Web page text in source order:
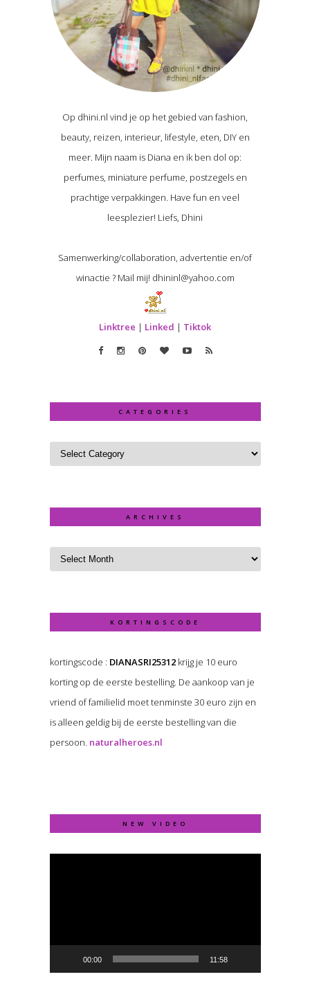
Op dhini.nl vind je op het gebied van fashion,
beauty, reizen, interieur, lifestyle, eten, DIY en
meer. Mijn naam is Diana en ik ben dol op:
perfumes, miniature perfume, postzegels en
prachtige verpakkingen. Have fun en veel
leesplezier! Liefs, Dhini
Samenwerking/collaboration, advertentie en/of
winactie ? Mail mij! dhininl@yahoo.com
Linktree | Linked | Tiktok
CATEGORIES
ARCHIVES
KORTINGSCODE
kortingscode : DIANASRI25312krijg je 10 euro
korting op de eerste bestelling. De aankoop van je
vriend of familielid moet tenminste 30 euro zijn en
is alleen geldig bij de eerste bestelling van die
persoon. naturalheroes.nl
NEW VIDEO
Video
00:00 11:58